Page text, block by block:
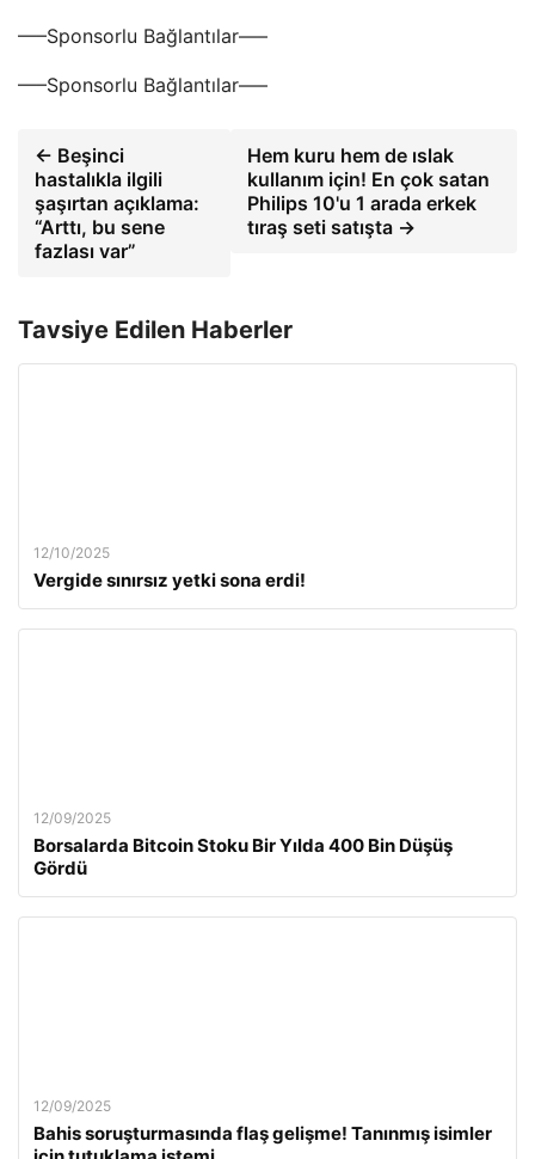
—–Sponsorlu Bağlantılar—–
—–Sponsorlu Bağlantılar—–
← Beşinci
hastalıkla ilgili
şaşırtan açıklama:
“Arttı, bu sene
fazlası var”
Hem kuru hem de ıslak
kullanım için! En çok satan
Philips 10'u 1 arada erkek
tıraş seti satışta →
Tavsiye Edilen Haberler
12/10/2025
Vergide sınırsız yetki sona erdi!
12/09/2025
Borsalarda Bitcoin Stoku Bir Yılda 400 Bin Düşüş
Gördü
12/09/2025
Bahis soruşturmasında flaş gelişme! Tanınmış isimler